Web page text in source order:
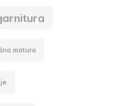
matura